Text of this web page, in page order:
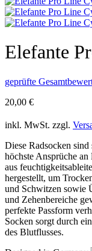
Elefante
geprüfte
20,00 €
inkl. MwSt. zzgl.
Diese Radsocken
höchste Ansprüche
aus
hergestellt, um
und Schwitzen sowie
und Zehenbereiche
perfekte Passform
Socken sorgt durch
des Blutflusses.